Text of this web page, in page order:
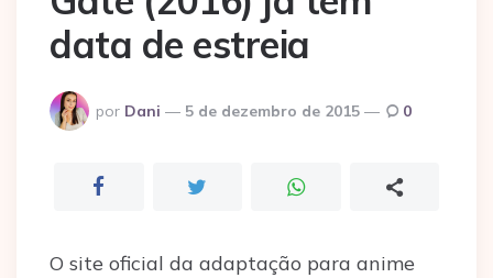
data de estreia
Postado
por
por Dani 5 de dezembro de 2015 0
O site oficial da adaptação para anime